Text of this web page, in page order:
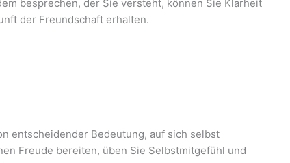
besprechen, der Sie versteht, können Sie Klarheit
der Freundschaft erhalten.
entscheidender Bedeutung, auf sich selbst
Freude bereiten, üben Sie Selbstmitgefühl und